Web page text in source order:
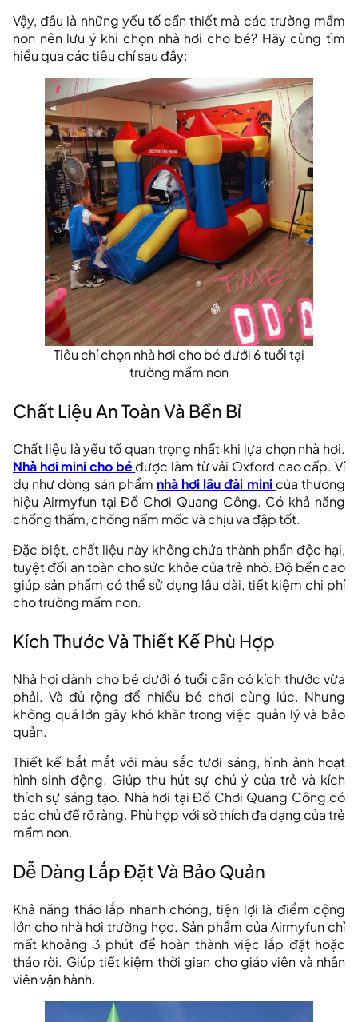
Vậy, đâu là những yếu tố cần thiết mà các trường mầm
non nên lưu ý khi chọn nhà hơi cho bé? Hãy cùng tìm
hiểu qua các tiêu chí sau đây:
Tiêu chí chọn nhà hơi cho bé dưới 6 tuổi tại
trường mầm non
Chất Liệu An Toàn Và Bền Bỉ
Chất liệu là yếu tố quan trọng nhất khi lựa chọn nhà hơi.
Nhà hơi mini cho béđược làm từ vải Oxford cao cấp. Ví
dụ như dòng sản phẩm nhà hơi lâu đài mini của thương
hiệu Airmyfun tại Đồ Chơi Quang Công. Có khả năng
chống thấm, chống nấm mốc và chịu va đập tốt.
Đặc biệt, chất liệu này không chứa thành phần độc hại,
tuyệt đối an toàn cho sức khỏe của trẻ nhỏ. Độ bền cao
giúp sản phẩm có thể sử dụng lâu dài, tiết kiệm chi phí
cho trường mầm non.
Kích Thước Và Thiết Kế Phù Hợp
Nhà hơi dành cho bé dưới 6 tuổi cần có kích thước vừa
phải. Và đủ rộng để nhiều bé chơi cùng lúc. Nhưng
không quá lớn gây khó khăn trong việc quản lý và bảo
quản.
Thiết kế bắt mắt với màu sắc tươi sáng, hình ảnh hoạt
hình sinh động. Giúp thu hút sự chú ý của trẻ và kích
thích sự sáng tạo. Nhà hơi tại Đồ Chơi Quang Công có
các chủ đề rõ ràng. Phù hợp với sở thích đa dạng của trẻ
mầm non.
Dễ Dàng Lắp Đặt Và Bảo Quản
Khả năng tháo lắp nhanh chóng, tiện lợi là điểm cộng
lớn cho nhà hơi trường học. Sản phẩm của Airmyfun chỉ
mất khoảng 3 phút để hoàn thành việc lắp đặt hoặc
tháo rời. Giúp tiết kiệm thời gian cho giáo viên và nhân
viên vận hành.